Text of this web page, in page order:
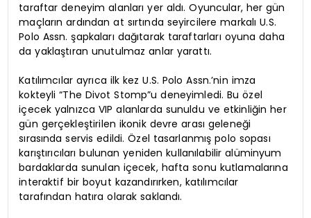
taraftar deneyim alanları yer aldı. Oyuncular, her gün
maçların ardından at sırtında seyircilere markalı U.S.
Polo Assn. şapkaları dağıtarak taraftarları oyuna daha
da yaklaştıran unutulmaz anlar yarattı.
Katılımcılar ayrıca ilk kez U.S. Polo Assn.’nin imza
kokteyli “The Divot Stomp”u deneyimledi. Bu özel
içecek yalnızca VIP alanlarda sunuldu ve etkinliğin her
gün gerçekleştirilen ikonik devre arası geleneği
sırasında servis edildi. Özel tasarlanmış polo sopası
karıştırıcıları bulunan yeniden kullanılabilir alüminyum
bardaklarda sunulan içecek, hafta sonu kutlamalarına
interaktif bir boyut kazandırırken, katılımcılar
tarafından hatıra olarak saklandı.